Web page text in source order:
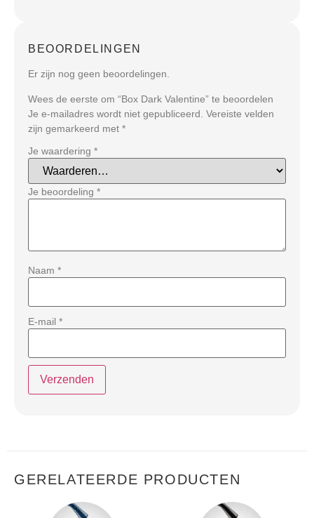
BEOORDELINGEN
Er zijn nog geen beoordelingen.
Wees de eerste om “Box Dark Valentine” te beoordelen
Je e-mailadres wordt niet gepubliceerd. Vereiste velden
zijn gemarkeerd met *
Je waardering *
Je beoordeling *
Naam *
E-mail *
GERELATEERDE PRODUCTEN